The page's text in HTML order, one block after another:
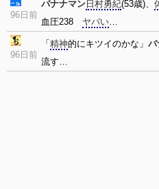
96日前
バナナマン 日村勇紀(53歳)、
血圧238 ヤバい…
96日前
「 精神的にキツイのかな」 バ
流す…